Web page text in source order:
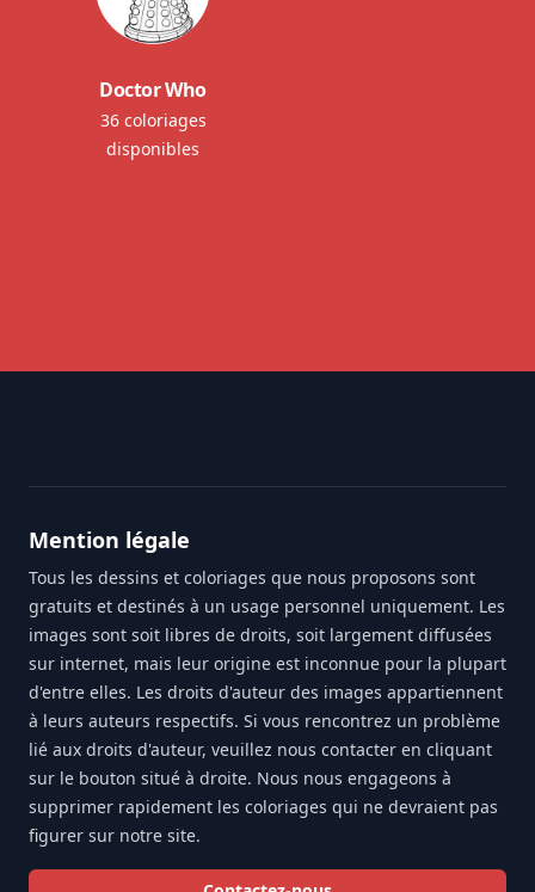
Doctor Who
36 coloriages
disponibles
Mention légale
Tous les dessins et coloriages que nous proposons sont
gratuits et destinés à un usage personnel uniquement. Les
images sont soit libres de droits, soit largement diffusées
sur internet, mais leur origine est inconnue pour la plupart
d'entre elles. Les droits d'auteur des images appartiennent
à leurs auteurs respectifs. Si vous rencontrez un problème
lié aux droits d'auteur, veuillez nous contacter en cliquant
sur le bouton situé à droite. Nous nous engageons à
supprimer rapidement les coloriages qui ne devraient pas
figurer sur notre site.